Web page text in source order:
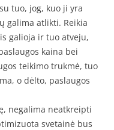
tuo, jog, kuo ji yra
galima atlikti. Reikia
galioja ir tuo atveju,
kaina bei
teikimo trukmė, tuo
o dėlto, paslaugos
negalima neatkreipti
svetainė bus